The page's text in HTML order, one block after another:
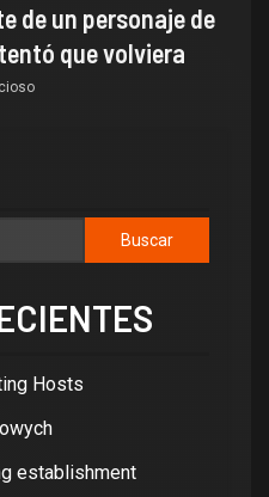
de un personaje de
que volviera
Buscar
Hosts
establishment